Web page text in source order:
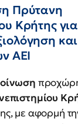
Πρύτανη
Κρήτης
ΑΕΙ
με αφορμή